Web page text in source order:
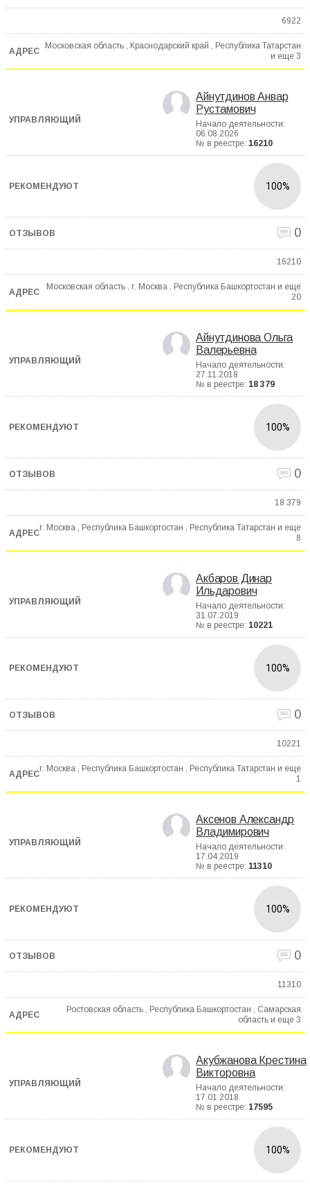
6922
Московская область , Краснодарский край , Республика Татарстан
и еще 3
Айнутдинов Анвар
Рустамович
Начало деятельности:
06.08.2026
№ в реестре: 16210
100%
0
16210
Московская область , г. Москва , Республика Башкортостан и еще
20
Айнутдинова Ольга
Валерьевна
Начало деятельности:
27.11.2018
№ в реестре: 18 379
100%
0
18 379
г. Москва , Республика Башкортостан , Республика Татарстан и еще
8
Акбаров Динар
Ильдарович
Начало деятельности:
31.07.2019
№ в реестре: 10221
100%
0
10221
г. Москва , Республика Башкортостан , Республика Татарстан и еще
1
Аксенов Александр
Владимирович
Начало деятельности:
17.04.2019
№ в реестре: 11310
100%
0
11310
Ростовская область , Республика Башкортостан , Самарская
область и еще 3
Акубжанова Крестина
Викторовна
Начало деятельности:
17.01.2018
№ в реестре: 17595
100%